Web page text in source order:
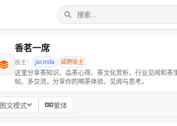
香茗一席
版主： Jacinda 诚聘版主
这里分享茶知识、品茶心得、茶文化赏析、行业见闻和茶
帖、多交流，分享你的喝茶体验、见闻与思考。
图文模式 繁体